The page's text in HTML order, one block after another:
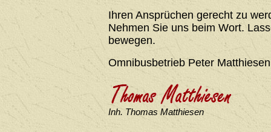
Ihren Ansprüchen gerecht zu
Nehmen Sie uns beim Wort.
bewegen.
Omnibusbetrieb Peter Matthiesen
Inh. Thomas Matthiesen